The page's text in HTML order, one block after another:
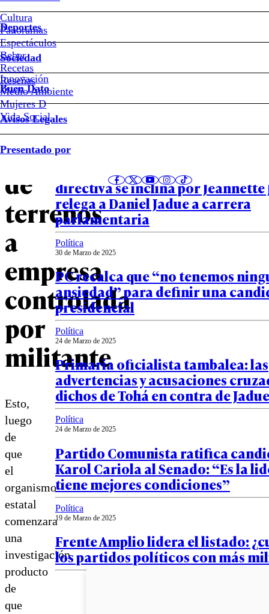
Cultura
Panoramas
Espectáculos
Beber
Recetas
Reseñas
Deportes
Sociedad
Innovación
Medio Ambiente
Mujeres D
Vida Social
Buen Dato
Avisos Legales
Presentado por
PC
justificó
ante
el
Servel
venta
de
terrenos
a
empresa
controlada
por
militante
Esto,
luego
de
que
el
organismo
estatal
comenzara
una
investigación
producto
de
que
Notas relacionadas
06 de Abril de 2025
El PC ya tiene candidata
directiva se inclina por Jeannette
relega a Daniel Jadue a carrera
parlamentaria
Política
30 de Marzo de 2025
PC recalca que “no tenemos
ansiedad” para definir una
presidencial
Política
24 de Marzo de 2025
Primaria oficialista tambalea: las
advertencias y acusaciones
dichos de Tohá en contra de Jadue
Política
24 de Marzo de 2025
Partido Comunista ratifica
Karol Cariola al Senado: “Es la
tiene mejores condiciones”
Política
19 de Marzo de 2025
Frente Amplio lidera el listado:
los partidos políticos con más